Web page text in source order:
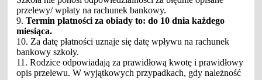
przelewy/ wpłaty na rachunek bankowy.
9.Termin płatności za obiady to: do 10 dnia każdego
miesiąca.
10. Za datę płatności uznaje się datę wpływu na rachunek
bankowy szkoły.
11. Rodzice odpowiadają za prawidłową kwotę i prawidłowy
opis przelewu. W wyjątkowych przypadkach, gdy należność